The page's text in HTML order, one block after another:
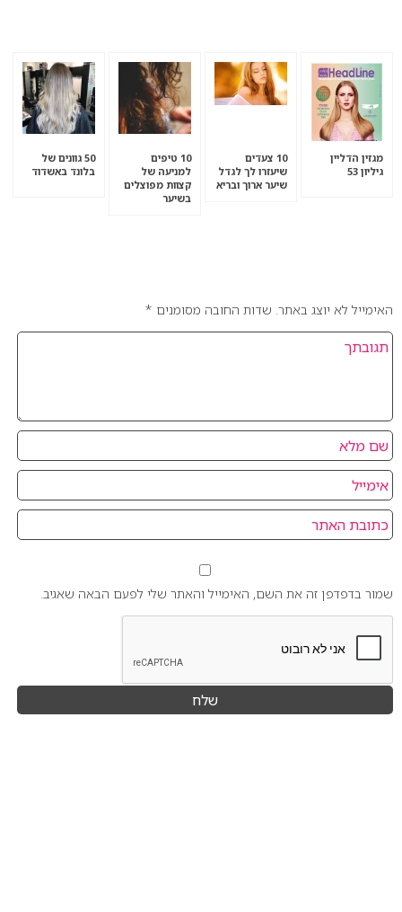
מגזין הדליין
גיליון 53
10 צעדים
שיעזרו לך לגדל
שיער ארוך ובריא
10 טיפים
למניעה של
קצוות מפוצלים
בשיער
50 גוונים של
בלונד באשדוד
האימייל לא יוצג באתר. שדות החובה מסומנים *
שמור בדפדפן זה את השם, האימייל והאתר שלי לפעם הבאה שאגיב.